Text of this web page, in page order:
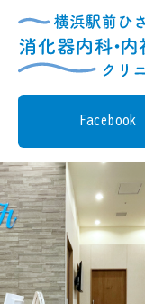
Facebook